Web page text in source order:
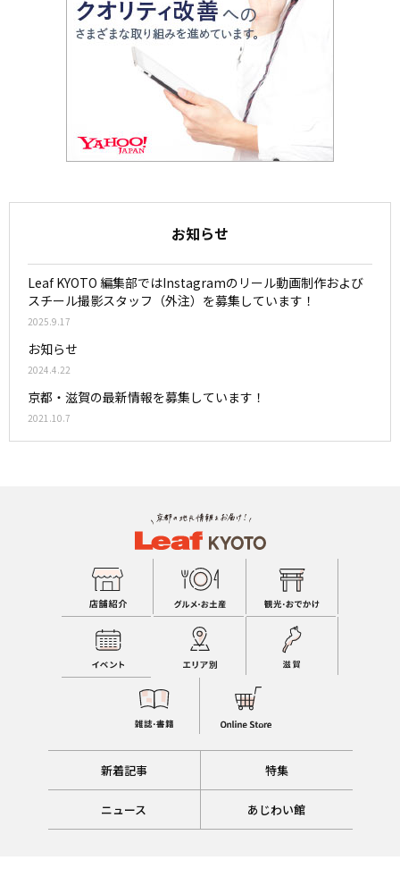
お知らせ
Leaf KYOTO 編集部ではInstagramのリール動画制作および
スチール撮影スタッフ（外注）を募集しています！
2025.9.17
お知らせ
2024.4.22
京都・滋賀の最新情報を募集しています！
2021.10.7
新着記事 特集
ニュース あじわい館